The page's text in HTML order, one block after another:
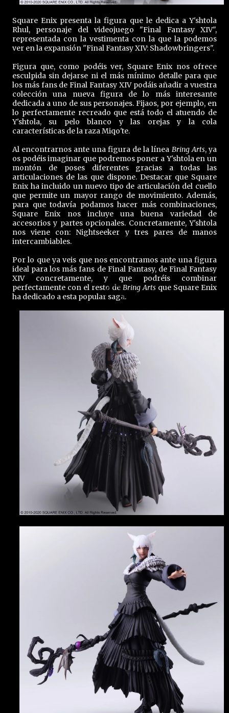
Square Enix presenta la figura que le dedica a Y'shtola
Rhul, personaje del videojuego "Final Fantasy XIV",
representada con la vestimenta con la que la podemos
ver en la expansión "Final Fantasy XIV: Shadowbringers".
Figura que, como podéis ver, Square Enix nos ofrece
esculpida sin dejarse ni el más mínimo detalle para que
los más fans de Final Fantasy XIV podáis añadir a vuestra
colección una nueva figura de lo más interesante
dedicada a uno de sus personajes. Fijaos, por ejemplo, en
lo perfectamente recreado que está todo el atuendo de
Y'shtola, su pelo blanco y las orejas y la cola
características de la raza Miqo'te.
Al encontrarnos ante una figura de la línea Bring Arts, ya
os podéis imaginar que podremos poner a Y'shtola en un
montón de poses diferentes gracias a todas las
articulaciones de las que dispone. Destacar que Square
Enix ha incluido un nuevo tipo de articulación del cuello
que permite un mayor rango de movimiento. Además,
para que todavía podamos hacer más combinaciones,
Square Enix nos incluye una buena variedad de
accesorios y partes opcionales. Concretamente, Y'shtola
nos viene con: Nightseeker y tres pares de manos
intercambiables.
Por lo que ya veis que nos encontramos ante una figura
ideal para los más fans de Final Fantasy, de Final Fantasy
XIV concretamente, y que podréis combinar
perfectamente con el resto de Bring Arts que Square Enix
ha dedicado a esta popular saga.